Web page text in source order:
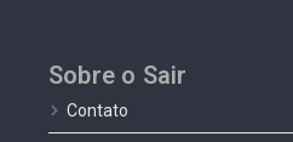
Sobre o Sair
Contato